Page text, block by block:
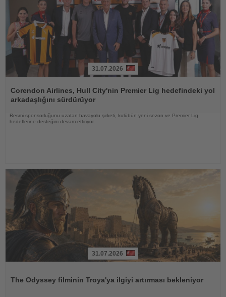
Oku
31.07.2026
Corendon Airlines, Hull City'nin Premier Lig hedefindeki yol
arkadaşlığını sürdürüyor
Resmi sponsorluğunu uzatan havayolu şirketi, kulübün yeni sezon ve Premier Lig
hedeflerine desteğini devam ettiriyor
31.07.2026
The Odyssey filminin Troya'ya ilgiyi artırması bekleniyor